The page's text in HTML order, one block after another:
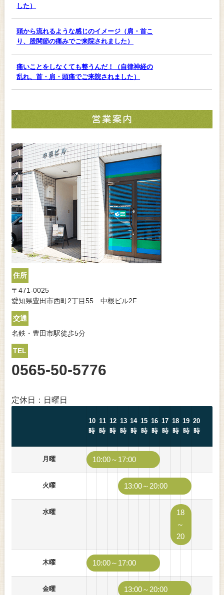
した）
頭から流れるような感じのイメージ（肩・首こ
り、股関節の痛みでご来院されました）
痛いことをしなくても整うんだ！（自律神経の
乱れ、首・肩・頭痛でご来院されました）
住所
〒471-0025
愛知県豊田市西町2丁目55 中根ビル2F
交通
名鉄・豊田市駅徒歩5分
TEL
0565-50-5776
定休日：日曜日
10
時
11
時
12
時
13
時
14
時
15
時
16
時
17
時
18
時
19
時
20
時
月曜 10:00～17:00
火曜 13:00～20:00
水曜
18
～
20
木曜 10:00～17:00
金曜 13:00～20:00